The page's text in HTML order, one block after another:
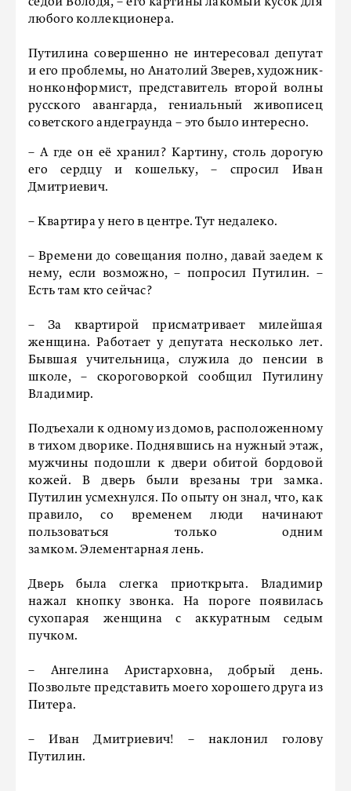
любого коллекционера.
Путилина совершенно не интересовал депутат
и его проблемы, но Анатолий Зверев, художник-
нонконформист, представитель второй волны
русского авангарда, гениальный живописец
советского андеграунда – это было интересно.
– А где он её хранил? Картину, столь дорогую
его сердцу и кошельку, – спросил Иван
Дмитриевич.
– Квартира у него в центре. Тут недалеко.
– Времени до совещания полно, давай заедем к
нему, если возможно, – попросил Путилин. –
Есть там кто сейчас?
– За квартирой присматривает милейшая
женщина. Работает у депутата несколько лет.
Бывшая учительница, служила до пенсии в
школе, – скороговоркой сообщил Путилину
Владимир.
Подъехали к одному из домов, расположенному
в тихом дворике. Поднявшись на нужный этаж,
мужчины подошли к двери обитой бордовой
кожей. В дверь были врезаны три замка.
Путилин усмехнулся. По опыту он знал, что, как
правило, со временем люди начинают
пользоваться только одним
замком. Элементарная лень.
Дверь была слегка приоткрыта. Владимир
нажал кнопку звонка. На пороге появилась
сухопарая женщина с аккуратным седым
пучком.
– Ангелина Аристарховна, добрый день.
Позвольте представить моего хорошего друга из
Питера.
– Иван Дмитриевич! – наклонил голову
Путилин.